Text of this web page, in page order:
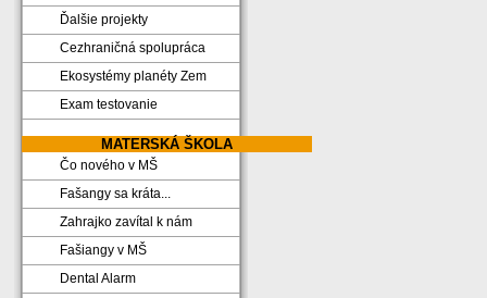
Ďalšie projekty
Cezhraničná spolupráca
Ekosystémy planéty Zem
Exam testovanie
MATERSKÁ ŠKOLA
Čo nového v MŠ
Fašangy sa kráta...
Zahrajko zavítal k nám
Fašiangy v MŠ
Dental Alarm